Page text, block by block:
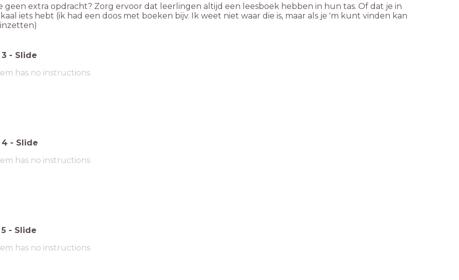
geen extra opdracht? Zorg ervoor dat leerlingen altijd een leesboek hebben in hun tas. Of dat je in
iets hebt (ik had een doos met boeken bijv. Ik weet niet waar die is, maar als je 'm kunt vinden kan
3 - Slide
has no instructions
4 - Slide
has no instructions
5 - Slide
has no instructions